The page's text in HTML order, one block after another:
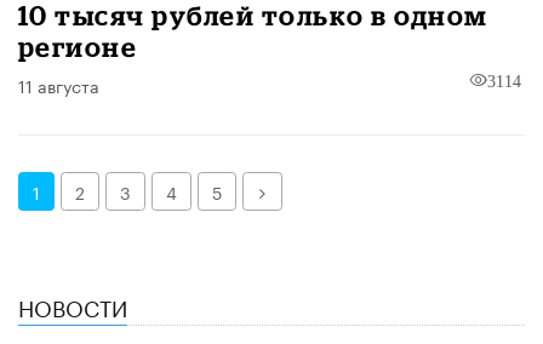
10 тысяч рублей только в одном
регионе
11 августа 3114
1 2 3 4 5 Далее
НОВОСТИ